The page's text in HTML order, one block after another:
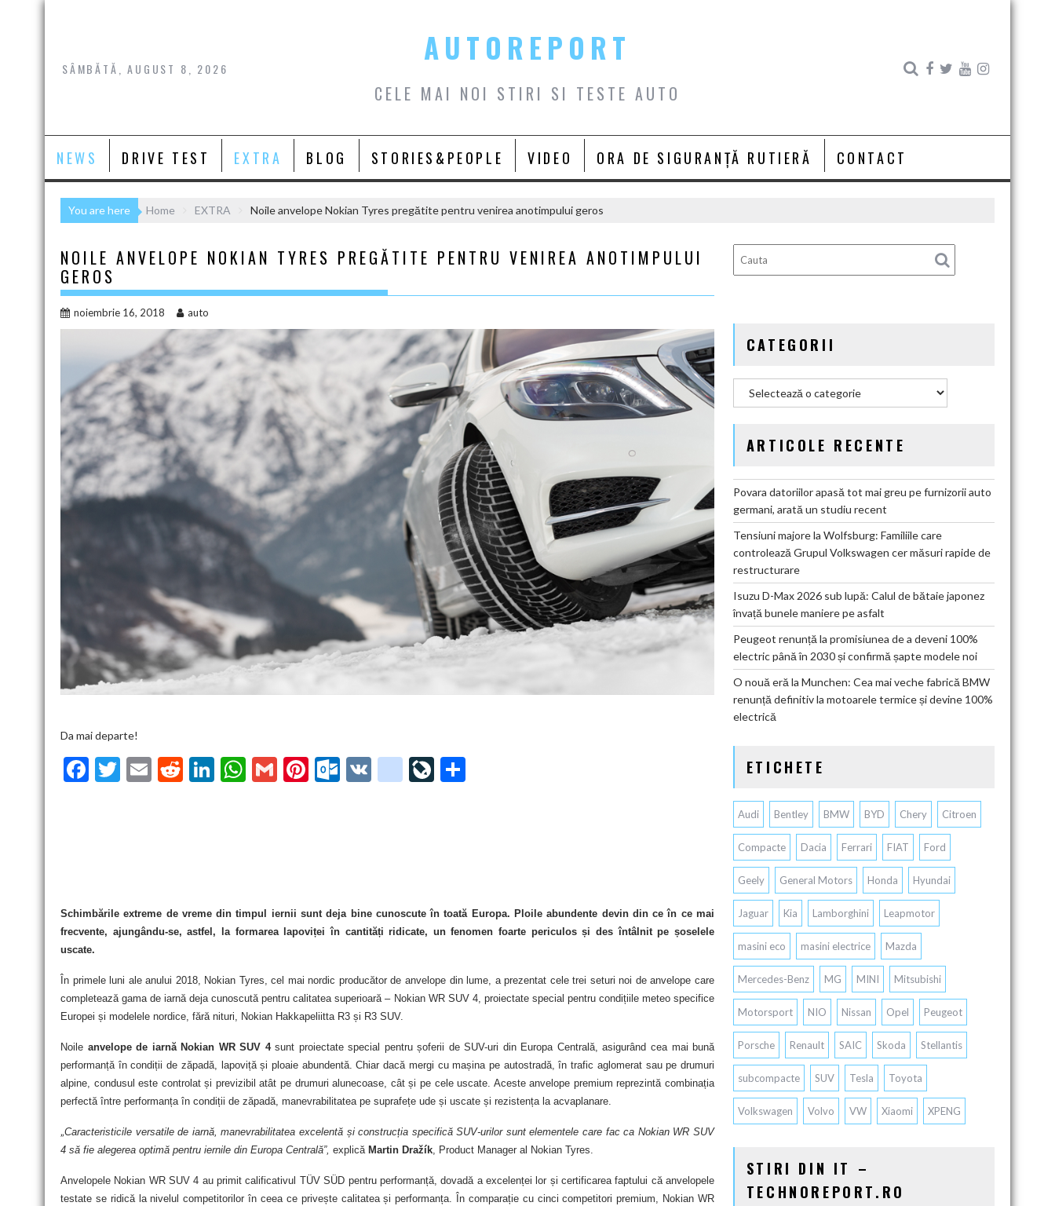
Skip
SÂMBĂTĂ, AUGUST 8, 2026
AUTOREPORT
CELE MAI NOI STIRI SI TESTE AUTO
NEWS DRIVE TEST EXTRA BLOG STORIES&PEOPLE VIDEO ORA DE SIGURANȚĂ RUTIERĂ CONTACT
You are here Home EXTRA Noile anvelope Nokian Tyres pregătite pentru venirea anotimpului geros
NOILE ANVELOPE NOKIAN TYRES PREGĂTITE PENTRU VENIREA ANOTIMPULUI
GEROS
noiembrie 16, 2018 auto
Da mai departe!
F
k
T
E
R
Li W
p
G
Pi O
m
g
o
o
k
m
ks
Li
Schimbările extreme de vreme din timpul iernii sunt deja bine cunoscute în toată Europa. Ploile abundente devin din ce în ce mai
frecvente, ajungându-se, astfel, la formarea lapoviței în cantități ridicate, un fenomen foarte periculos și des întâlnit pe șoselele
uscate.
În primele luni ale anului 2018, Nokian Tyres, cel mai nordic producător de anvelope din lume, a prezentat cele trei seturi noi de anvelope care
completează gama de iarnă deja cunoscută pentru calitatea superioară – Nokian WR SUV 4, proiectate special pentru condițiile meteo specifice
Europei și modelele nordice, fără nituri, Nokian Hakkapeliitta R3 și R3 SUV.
Noile anvelope de iarnă Nokian WR SUV 4sunt proiectate special pentru șoferii de SUV-uri din Europa Centrală, asigurând cea mai bună
performanță în condiții de zăpadă, lapoviță și ploaie abundentă. Chiar dacă mergi cu mașina pe autostradă, în trafic aglomerat sau pe drumuri
alpine, condusul este controlat și previzibil atât pe drumuri alunecoase, cât și pe cele uscate. Aceste anvelope premium reprezintă combinația
perfectă între performanța în condiții de zăpadă, manevrabilitatea pe suprafețe ude și uscate și rezistența la acvaplanare.
„Caracteristicile versatile de iarnă, manevrabilitatea excelentă și construcția specifică SUV-urilor sunt elementele care fac ca Nokian WR SUV
4 să fie alegerea optimă pentru iernile din Europa Centrală”, explică Martin Dražík, Product Manager al Nokian Tyres.
Anvelopele Nokian WR SUV 4 au primit calificativul TÜV SÜD pentru performanță, dovadă a excelenței lor și certificarea faptului că anvelopele
testate se ridică la nivelul competitorilor în ceea ce privește calitatea și performanța. În comparație cu cinci competitori premium, Nokian WR
CATEGORII
ARTICOLE RECENTE
Povara datoriilor apasă tot mai greu pe furnizorii auto
germani, arată un studiu recent
Tensiuni majore la Wolfsburg: Familiile care
controlează Grupul Volkswagen cer măsuri rapide de
restructurare
Isuzu D-Max 2026 sub lupă: Calul de bătaie japonez
învață bunele maniere pe asfalt
Peugeot renunță la promisiunea de a deveni 100%
electric până în 2030 și confirmă șapte modele noi
O nouă eră la Munchen: Cea mai veche fabrică BMW
renunță definitiv la motoarele termice și devine 100%
electrică
ETICHETE
Audi Bentley BMW BYD Chery Citroen
Compacte Dacia Ferrari FIAT Ford
Geely General Motors Honda Hyundai
Jaguar Kia Lamborghini Leapmotor
masini eco masini electrice Mazda
Mercedes-Benz MG MINI Mitsubishi
Motorsport NIO Nissan Opel Peugeot
Porsche Renault SAIC Skoda Stellantis
subcompacte SUV Tesla Toyota
Volkswagen Volvo VW Xiaomi XPENG
STIRI DIN IT –
TECHNOREPORT.RO